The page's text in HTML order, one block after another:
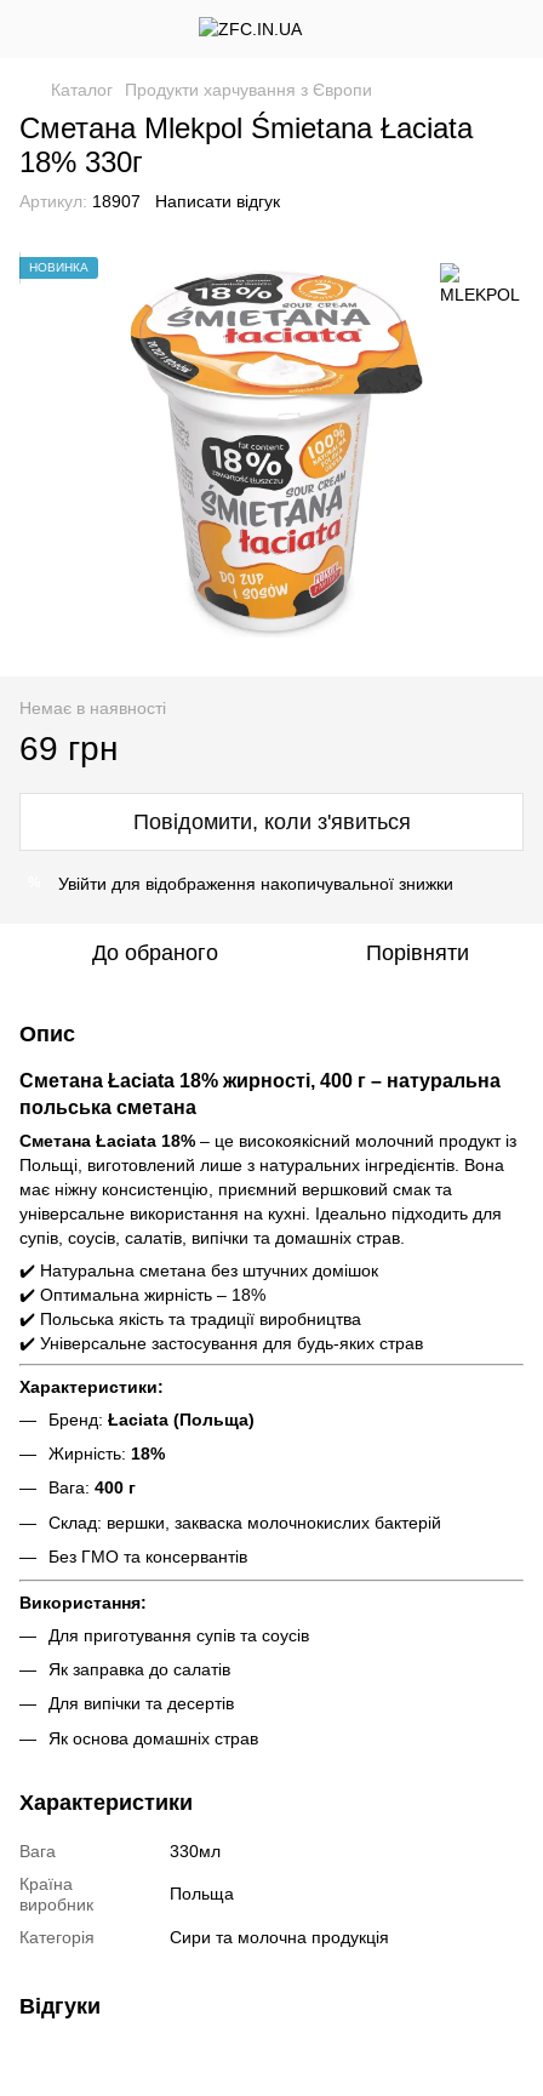
Каталог Продукти харчування з Європи
Сметана Mlekpol Śmietana Łaciata
18% 330г
Артикул: 18907 Написати відгук
НОВИНКА
Немає в наявності
69 грн
Повідомити, коли з'явиться
Увійти для відображення накопичувальної знижки
До обраного Порівняти
Опис
Сметана Łaciata 18% жирності, 400 г – натуральна
польська сметана
Сметана Łaciata 18% – це високоякісний молочний продукт із
Польщі, виготовлений лише з натуральних інгредієнтів. Вона
має ніжну консистенцію, приємний вершковий смак та
універсальне використання на кухні. Ідеально підходить для
супів, соусів, салатів, випічки та домашніх страв.
✔️ Натуральна сметана без штучних домішок
✔️ Оптимальна жирність – 18%
✔️ Польська якість та традиції виробництва
✔️ Універсальне застосування для будь-яких страв
Характеристики:
Бренд: Łaciata (Польща)
Жирність: 18%
Вага: 400 г
Склад: вершки, закваска молочнокислих бактерій
Без ГМО та консервантів
Використання:
Для приготування супів та соусів
Як заправка до салатів
Для випічки та десертів
Як основа домашніх страв
Характеристики
Вага
330мл
Країна
виробник
Польща
Категорія Сири та молочна продукція
Відгуки